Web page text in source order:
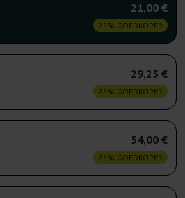
21,00 €
25% GOEDKOPER
29,25 €
25% GOEDKOPER
54,00 €
25% GOEDKOPER